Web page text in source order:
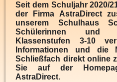
Seit dem Schuljahr 2020/
der Firma AstraDirect
unserem Schulhaus
Schülerinnen und
Klassenstufen 3-10
Informationen und die
Schließfach direkt online
Sie auf der
AstraDirect.